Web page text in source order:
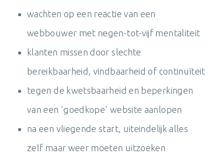
wachten op een reactie van een
webbouwer met negen-tot-vijf mentaliteit
klanten missen door slechte
bereikbaarheid, vindbaarheid of continuïteit
tegen de kwetsbaarheid en beperkingen
van een 'goedkope' website aanlopen
na een vliegende start, uiteindelijk alles
zelf maar weer moeten uitzoeken